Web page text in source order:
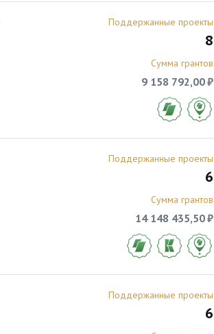
Поддержанные проекты
8
Сумма грантов
9 158 792,00 ₽
Поддержанные проекты
6
Сумма грантов
14 148 435,50 ₽
Поддержанные проекты
6